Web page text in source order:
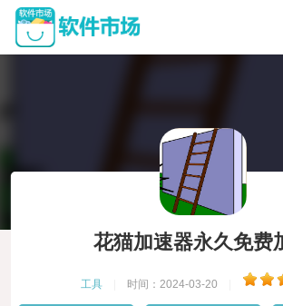
花猫加速器永久免费
工具 时间：2024-03-20